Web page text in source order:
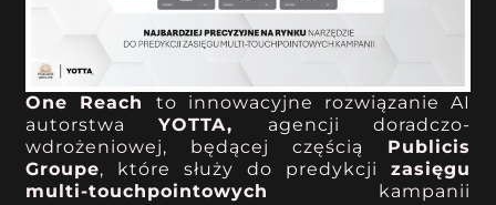
One Reach to innowacyjne rozwiązanie AI
autorstwaYOTTA, agencji doradczo-
wdrożeniowej, będącej częścią Publicis
Groupe, które służy do predykcji zasięgu
multi-touchpointowych
kampanii